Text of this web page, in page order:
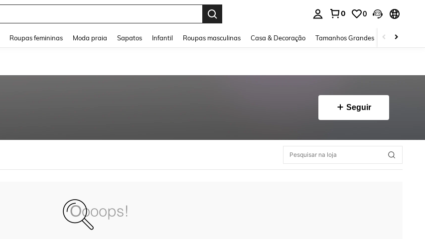
0 0
Roupas femininas Moda praia Sapatos Infantil Roupas masculinas Casa & Decoração Tamanhos Grandes Joias e
Seguir